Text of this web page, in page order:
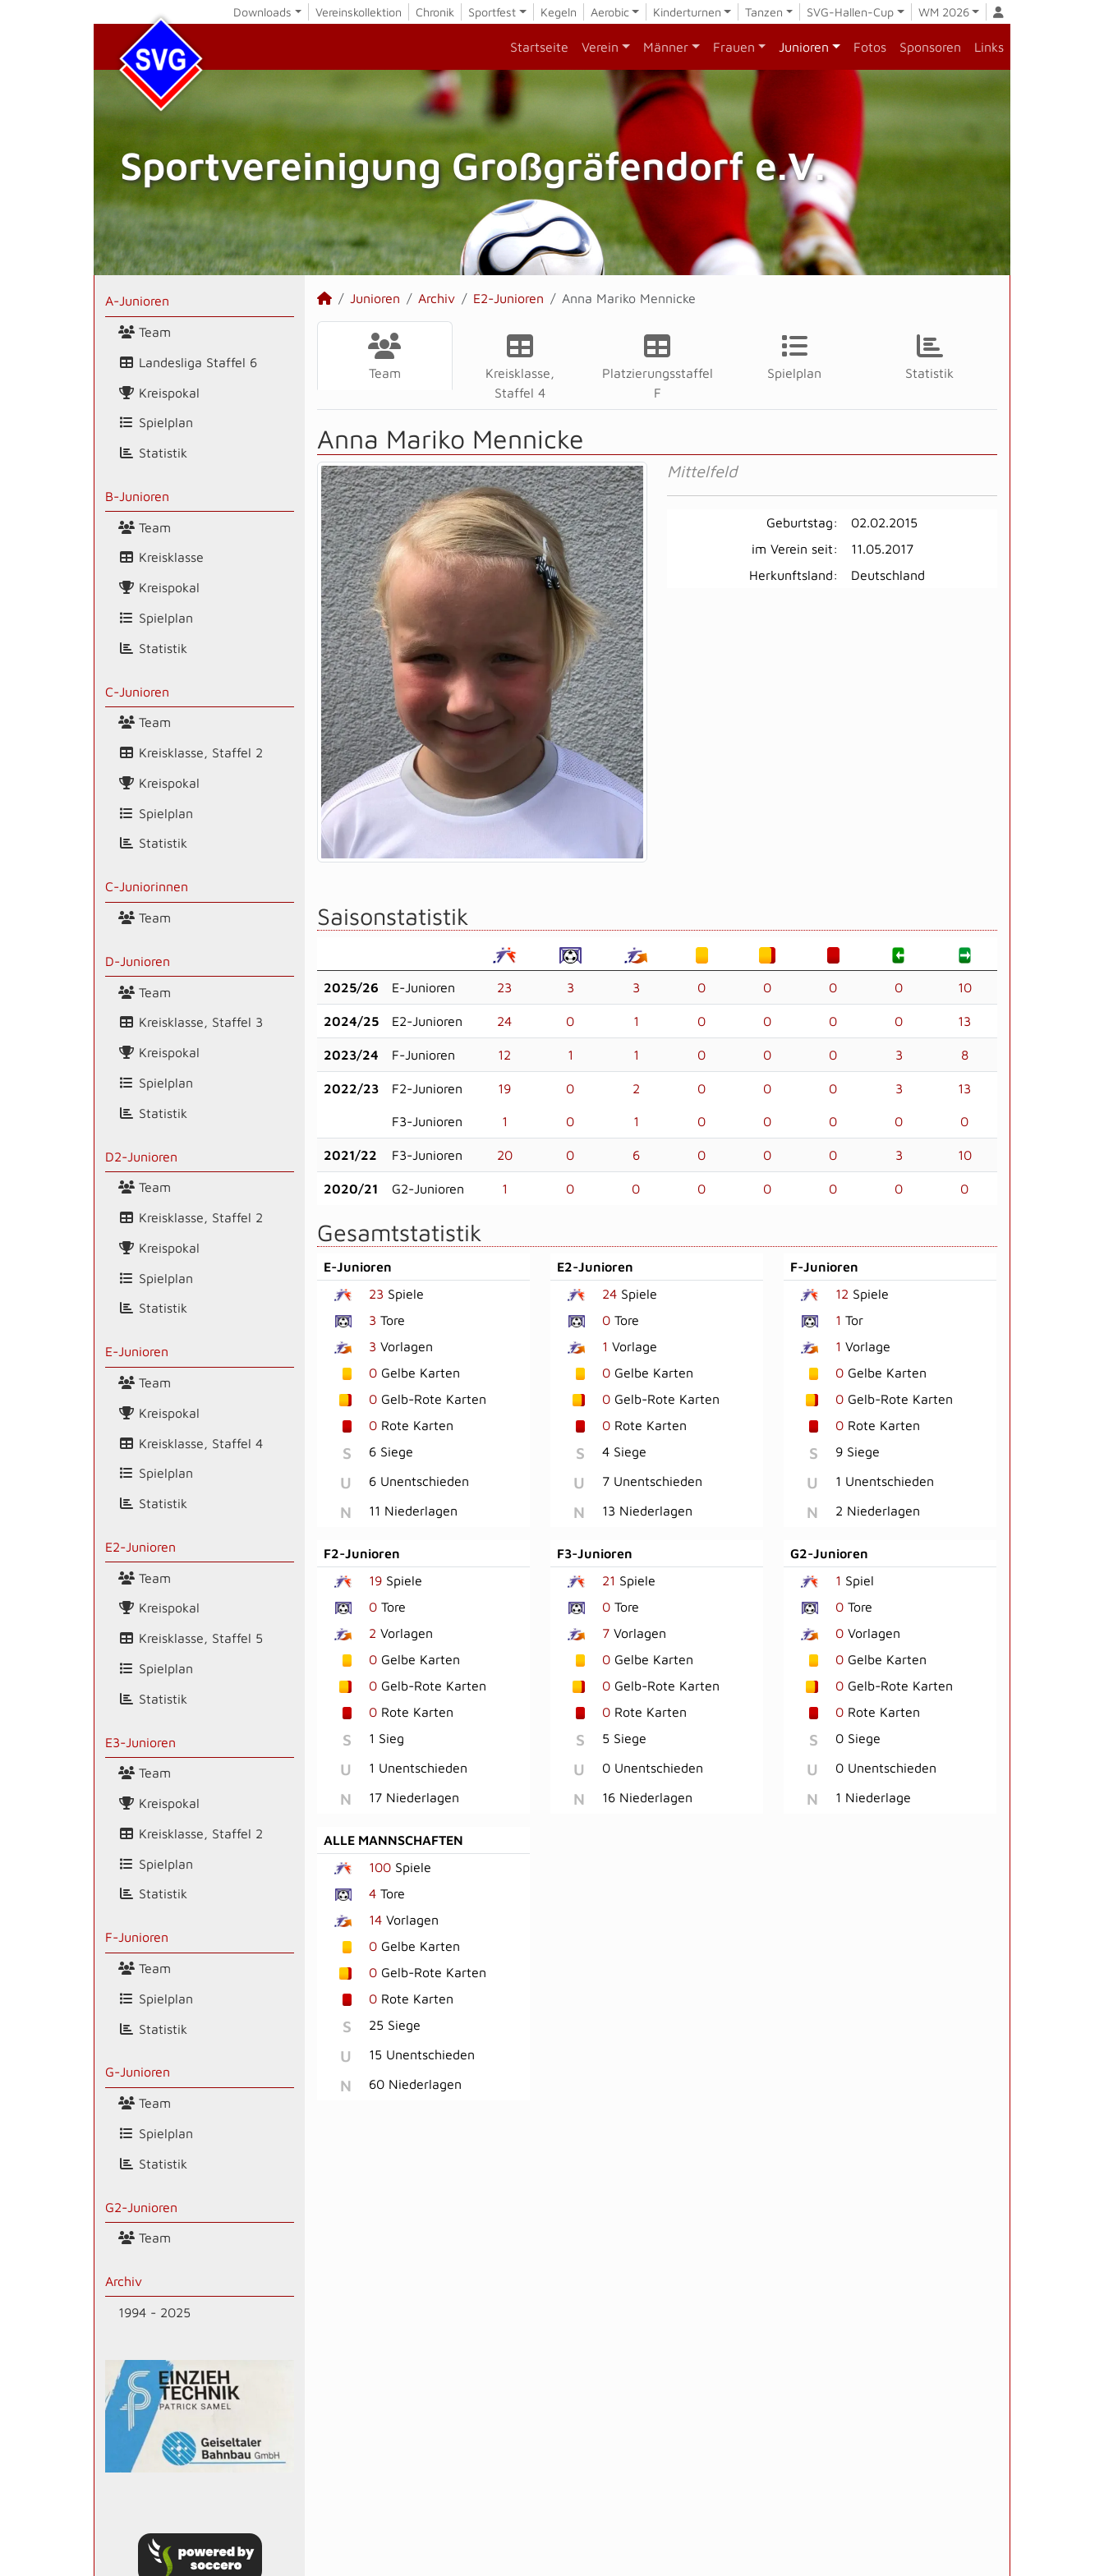
Downloads Vereinskollektion Chronik Sportfest Kegeln Aerobic Kinderturnen Tanzen SVG-Hallen-Cup WM 2026
Startseite Verein Männer Frauen Junioren Fotos Sponsoren Links
Sportvereinigung Großgräfendorf e.V.
A-Junioren
Team
Landesliga Staffel 6
Kreispokal
Spielplan
Statistik
B-Junioren
Team
Kreisklasse
Kreispokal
Spielplan
Statistik
C-Junioren
Team
Kreisklasse, Staffel 2
Kreispokal
Spielplan
Statistik
C-Juniorinnen
Team
D-Junioren
Team
Kreisklasse, Staffel 3
Kreispokal
Spielplan
Statistik
D2-Junioren
Team
Kreisklasse, Staffel 2
Kreispokal
Spielplan
Statistik
E-Junioren
Team
Kreispokal
Kreisklasse, Staffel 4
Spielplan
Statistik
E2-Junioren
Team
Kreispokal
Kreisklasse, Staffel 5
Spielplan
Statistik
E3-Junioren
Team
Kreispokal
Kreisklasse, Staffel 2
Spielplan
Statistik
F-Junioren
Team
Spielplan
Statistik
G-Junioren
Team
Spielplan
Statistik
G2-Junioren
Team
Archiv
1994 - 2025
Junioren Archiv E2-Junioren Anna Mariko Mennicke
Team
Kreisklasse,
Staffel 4
Platzierungsstaffel
F
Spielplan Statistik
Anna Mariko Mennicke
Mittelfeld
Geburtstag:
02.02.2015
im Verein seit:
11.05.2017
Herkunftsland:
Deutschland
Saisonstatistik
2025/26 E-Junioren 23 3 3 0 0 0 0 10
2024/25 E2-Junioren 24 0 1 0 0 0 0 13
2023/24 F-Junioren 12 1 1 0 0 0 3 8
2022/23 F2-Junioren 19 0 2 0 0 0 3 13
F3-Junioren 1 0 1 0 0 0 0 0
2021/22 F3-Junioren 20 0 6 0 0 0 3 10
2020/21 G2-Junioren 1 0 0 0 0 0 0 0
Gesamtstatistik
E-Junioren
23 Spiele
3 Tore
3 Vorlagen
0 Gelbe Karten
0 Gelb-Rote Karten
0 Rote Karten
S 6 Siege
U 6 Unentschieden
N 11 Niederlagen
E2-Junioren
24Spiele
0Tore
1 Vorlage
0Gelbe Karten
0Gelb-Rote Karten
0Rote Karten
S 4 Siege
U 7 Unentschieden
N 13 Niederlagen
F-Junioren
12 Spiele
1 Tor
1 Vorlage
0Gelbe Karten
0Gelb-Rote Karten
0Rote Karten
S 9 Siege
U 1 Unentschieden
N 2 Niederlagen
F2-Junioren
19 Spiele
0 Tore
2 Vorlagen
0 Gelbe Karten
0 Gelb-Rote Karten
0 Rote Karten
S 1 Sieg
U 1 Unentschieden
N 17 Niederlagen
F3-Junioren
21 Spiele
0Tore
7Vorlagen
0Gelbe Karten
0Gelb-Rote Karten
0Rote Karten
S 5 Siege
U 0 Unentschieden
N 16 Niederlagen
G2-Junioren
1 Spiel
0Tore
0Vorlagen
0Gelbe Karten
0Gelb-Rote Karten
0Rote Karten
S 0 Siege
U 0 Unentschieden
N 1 Niederlage
ALLE MANNSCHAFTEN
100 Spiele
4 Tore
14 Vorlagen
0 Gelbe Karten
0 Gelb-Rote Karten
0 Rote Karten
S 25 Siege
U 15 Unentschieden
N 60 Niederlagen